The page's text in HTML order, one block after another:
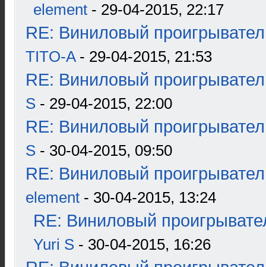
element - 29-04-2015, 22:17
RE: Виниловый
TITO-A- 29-04-2015, 21:53
RE: Виниловый
S - 29-04-2015, 22:00
RE: Виниловый
S - 30-04-2015, 09:50
RE: Виниловый
element - 30-04-2015, 13:24
RE: Виниловый
Yuri S - 30-04-2015, 16:26